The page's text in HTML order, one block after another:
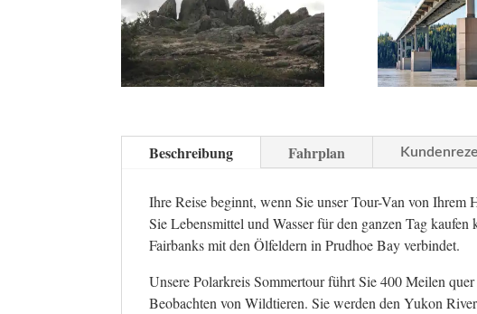
Beschreibung Fahrplan
Ihre Reise beginnt, wenn Sie unser Tour-Van von
Sie Lebensmittel und Wasser für den ganzen Tag
Fairbanks mit den Ölfeldern in Prudhoe Bay verbindet.
Unsere Polarkreis Sommertour führt Sie 400 Meilen
Beobachten von Wildtieren. Sie werden den Yukon